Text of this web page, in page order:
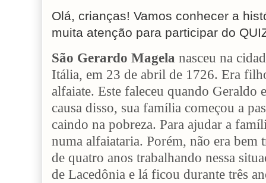
Olá, crianças! Vamos conhecer a
muita atenção para participar do
São Gerardo Magela nasceu na
Itália, em 23 de abril de 1726. Era
alfaiate. Este faleceu quando Geraldo
causa disso, sua família começou a
caindo na pobreza. Para ajudar a
numa alfaiataria. Porém, não era bem
de quatro anos trabalhando nessa
de Lacedônia e lá ficou durante três